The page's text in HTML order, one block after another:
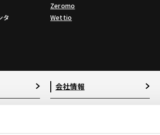
タ
Zeromo
Wettio
会社情報